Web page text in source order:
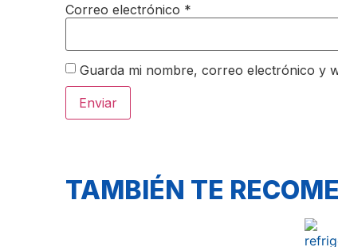
Correo electrónico *
Guarda mi nombre, correo electrónico y
TAMBIÉN TE